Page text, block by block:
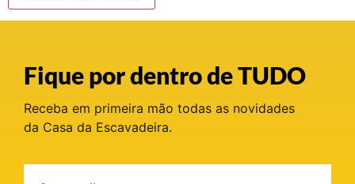
Fique por dentro de TUDO
Receba em primeira mão todas as novidades
da Casa da Escavadeira.